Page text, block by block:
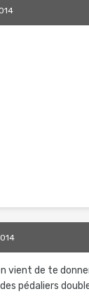
vient de te
pédaliers